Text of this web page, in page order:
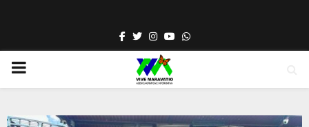
Facebook
TwitterInstagram
YoutubeWhatsapp
PRIMARY